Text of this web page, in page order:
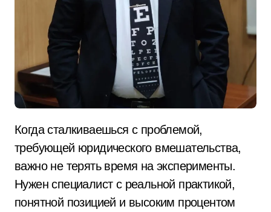
Когда сталкиваешься с проблемой,
требующей юридического вмешательства,
важно не терять время на эксперименты.
Нужен специалист с реальной практикой,
понятной позицией и высоким процентом